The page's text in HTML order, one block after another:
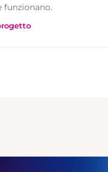
funzionano.